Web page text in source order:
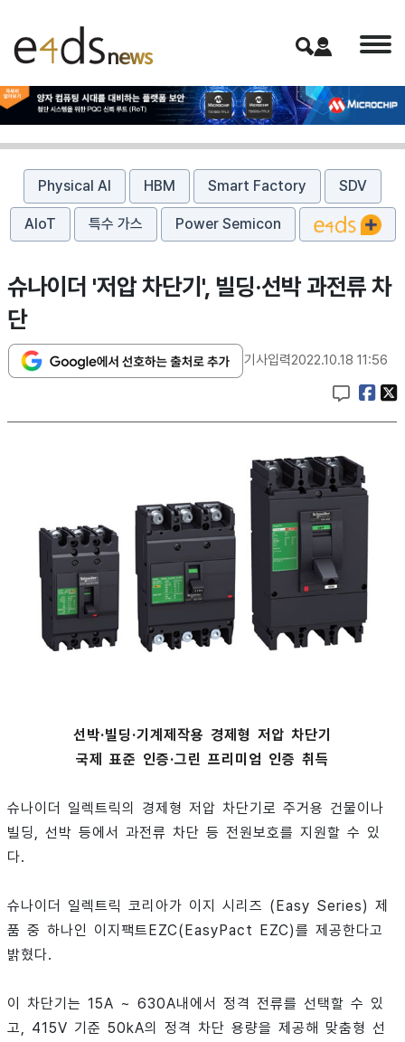
Physical AI HBM Smart Factory SDV
AIoT 특수 가스 Power Semicon
슈나이더 '저압 차단기', 빌딩·선박 과전류 차
단
기사입력2022.10.18 11:56
선박·빌딩·기계제작용 경제형 저압 차단기
국제 표준 인증·그린 프리미엄 인증 취득
슈나이더 일렉트릭의 경제형 저압 차단기로 주거용 건물이나
빌딩, 선박 등에서 과전류 차단 등 전원보호를 지원할 수 있
다.
슈나이더 일렉트릭 코리아가 이지 시리즈 (Easy Series) 제
품 중 하나인 이지팩트EZC(EasyPact EZC)를 제공한다고
밝혔다.
이 차단기는 15A ~ 630A내에서 정격 전류를 선택할 수 있
고, 415V 기준 50kA의 정격 차단 용량을 제공해 맞춤형 선